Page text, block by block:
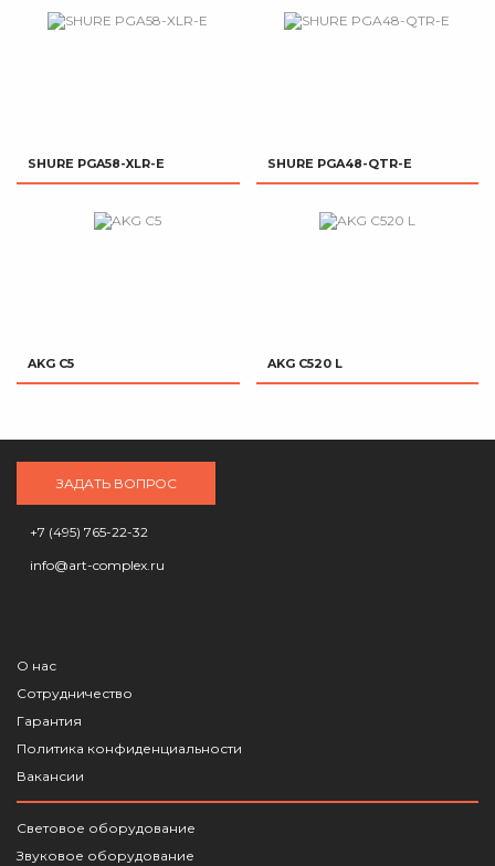
SHURE PGA58-XLR-E SHURE PGA48-QTR-E
AKG C5 AKG C520 L
ЗАДАТЬ ВОПРОС
+7 (495) 765-22-32
info@art-complex.ru
О нас
Сотрудничество
Гарантия
Политика конфиденциальности
Вакансии
Световое оборудование
Звуковое оборудование